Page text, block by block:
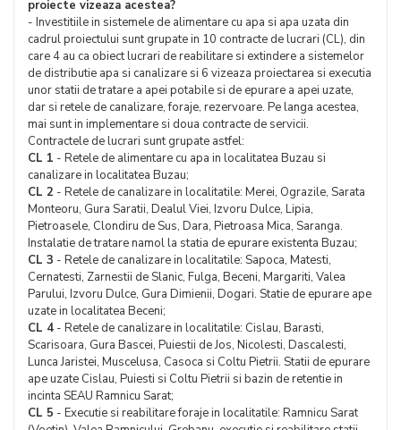
proiecte vizeaza acestea?
- Investitiile in sistemele de alimentare cu apa si apa uzata din
cadrul proiectului sunt grupate in 10 contracte de lucrari (CL), din
care 4 au ca obiect lucrari de reabilitare si extindere a sistemelor
de distributie apa si canalizare si 6 vizeaza proiectarea si executia
unor statii de tratare a apei potabile si de epurare a apei uzate,
dar si retele de canalizare, foraje, rezervoare. Pe langa acestea,
mai sunt in implementare si doua contracte de servicii.
Contractele de lucrari sunt grupate astfel:
CL 1 - Retele de alimentare cu apa in localitatea Buzau si
canalizare in localitatea Buzau;
CL 2 - Retele de canalizare in localitatile: Merei, Ograzile, Sarata
Monteoru, Gura Saratii, Dealul Viei, Izvoru Dulce, Lipia,
Pietroasele, Clondiru de Sus, Dara, Pietroasa Mica, Saranga.
Instalatie de tratare namol la statia de epurare existenta Buzau;
CL 3 - Retele de canalizare in localitatile: Sapoca, Matesti,
Cernatesti, Zarnestii de Slanic, Fulga, Beceni, Margariti, Valea
Parului, Izvoru Dulce, Gura Dimienii, Dogari. Statie de epurare ape
uzate in localitatea Beceni;
CL 4 - Retele de canalizare in localitatile: Cislau, Barasti,
Scarisoara, Gura Bascei, Puiestii de Jos, Nicolesti, Dascalesti,
Lunca Jaristei, Muscelusa, Casoca si Coltu Pietrii. Statii de epurare
ape uzate Cislau, Puiesti si Coltu Pietrii si bazin de retentie in
incinta SEAU Ramnicu Sarat;
CL 5 - Executie si reabilitare foraje in localitatile: Ramnicu Sarat